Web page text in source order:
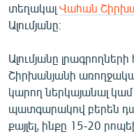
English
ՀԵՏԵՎԵՔ ՄԵԶ
տեղակալ Վահան
Ալումյանը։
Ալումյանը
Շիրխանյանի
կարող ներկայանալ
պատգարակով բերեն
քայլել, ինքը 15-20